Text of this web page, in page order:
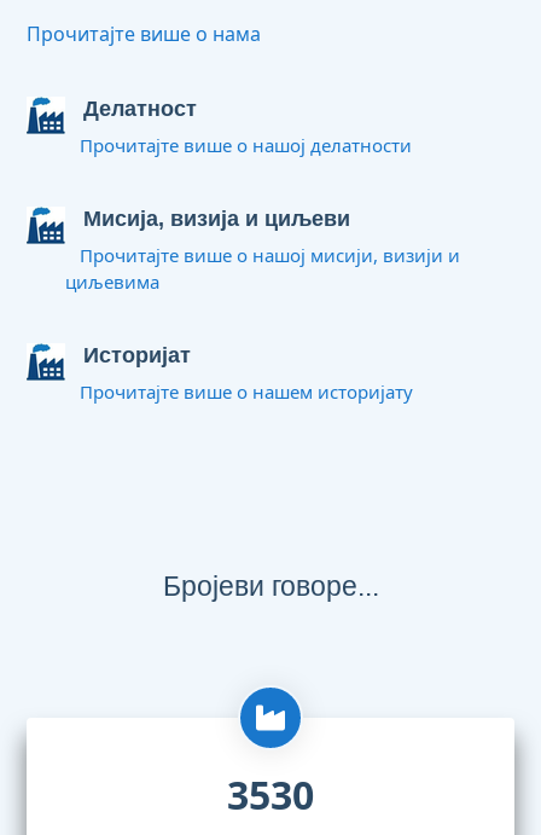
Прочитајте више о нама
Делатност
Прочитајте више о нашој делатности
Мисија, визија и циљеви
Прочитајте више о нашој мисији, визији и
циљевима
Историјат
Прочитајте више о нашем историјату
Бројеви говоре...
3530